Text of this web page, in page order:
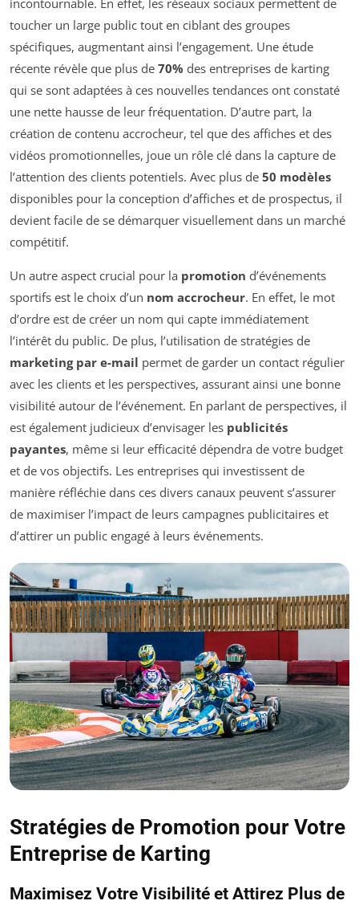
incontournable. En effet, les réseaux sociaux permettent de
toucher un large public tout en ciblant des groupes
spécifiques, augmentant ainsi l’engagement. Une étude
récente révèle que plus de 70% des entreprises de karting
qui se sont adaptées à ces nouvelles tendances ont constaté
une nette hausse de leur fréquentation. D’autre part, la
création de contenu accrocheur, tel que des affiches et des
vidéos promotionnelles, joue un rôle clé dans la capture de
l’attention des clients potentiels. Avec plus de 50 modèles
disponibles pour la conception d’affiches et de prospectus, il
devient facile de se démarquer visuellement dans un marché
compétitif.
Un autre aspect crucial pour la promotion d’événements
sportifs est le choix d’un nom accrocheur. En effet, le mot
d’ordre est de créer un nom qui capte immédiatement
l’intérêt du public. De plus, l’utilisation de stratégies de
marketing par e-mail permet de garder un contact régulier
avec les clients et les perspectives, assurant ainsi une bonne
visibilité autour de l’événement. En parlant de perspectives, il
est également judicieux d’envisager les publicités
payantes, même si leur efficacité dépendra de votre budget
et de vos objectifs. Les entreprises qui investissent de
manière réfléchie dans ces divers canaux peuvent s’assurer
de maximiser l’impact de leurs campagnes publicitaires et
d’attirer un public engagé à leurs événements.
Stratégies de Promotion pour Votre
Entreprise de Karting
Maximisez Votre Visibilité et Attirez Plus de